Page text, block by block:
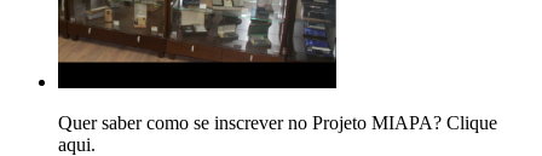
Quer saber como se inscrever no Projeto MIAPA? Clique
aqui.